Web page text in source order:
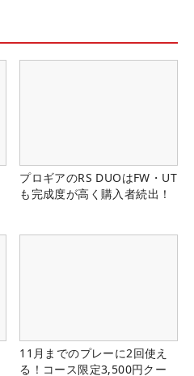
プロギアのRS DUOはFW・UT
も完成度が高く購入者続出！
11月までのプレーに2回使え
る！コース限定3,500円クー